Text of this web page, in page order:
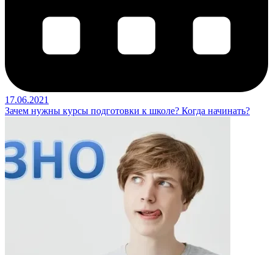
17.06.2021
Зачем нужны курсы подготовки к школе? Когда начинать?